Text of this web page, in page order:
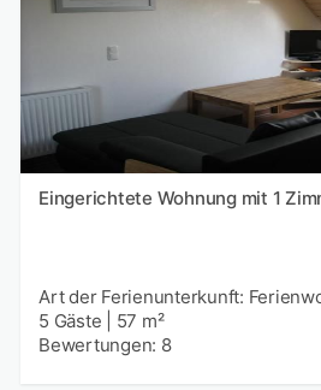
Eingerichtete Wohnung mit 1
Art der Ferienunterkunft:
5 Gäste
57 m²
Bewertungen: 8